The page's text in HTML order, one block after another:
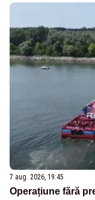
7 aug. 2026, 19:45
Operațiune fără